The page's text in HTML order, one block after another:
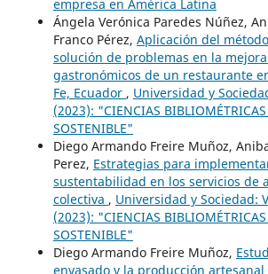
empresa en América Latina
Ángela Verónica Paredes Núñez,
Franco Pérez, Aplicación del
solución de problemas en la
gastronómicos de un restaurante
Fe, Ecuador , Universidad y
(2023): "CIENCIAS BIBLIOMÉTRICAS
SOSTENIBLE"
Diego Armando Freire Muñoz,
Perez, Estrategias para
sustentabilidad en los servicios de
colectiva , Universidad y Sociedad:
(2023): "CIENCIAS BIBLIOMÉTRICAS
SOSTENIBLE"
Diego Armando Freire Muñoz,
envasado y la producción